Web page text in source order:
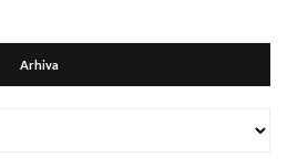
Arhiva